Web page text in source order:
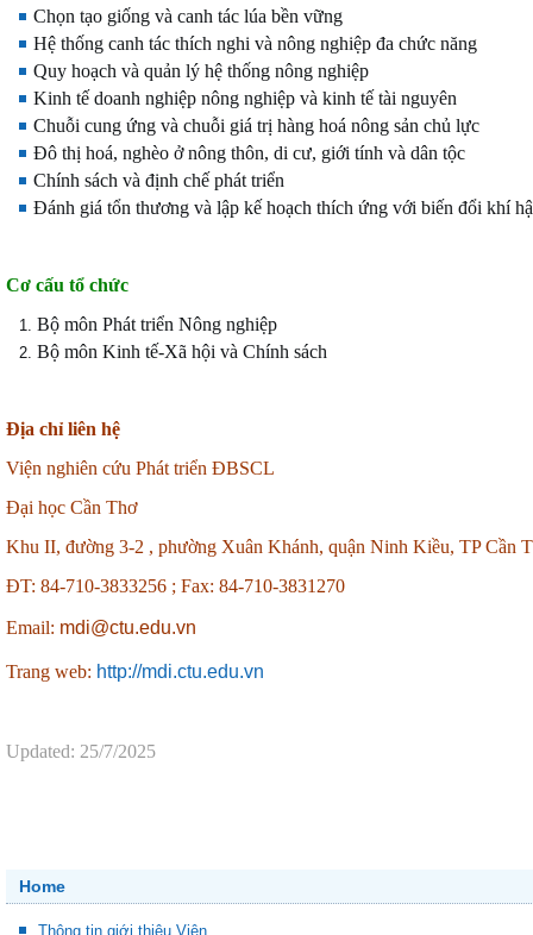
Chọn tạo giống và canh tác lúa bền vững
Hệ thống canh tác thích nghi và nông nghiệp đa chức năng
Quy hoạch và quản lý hệ thống nông nghiệp
Kinh tế doanh nghiệp nông nghiệp và kinh tế tài nguyên
Chuỗi cung ứng và chuỗi giá trị hàng hoá nông sản chủ lực
Đô thị hoá, nghèo ở nông thôn, di cư, giới tính và dân tộc
Chính sách và định chế phát triển
Đánh giá tổn thương và lập kế hoạch thích ứng với biến đổi khí
Cơ cấu tổ chức
Bộ môn Phát triển Nông nghiệp
Bộ môn Kinh tế-Xã hội và Chính sách
Địa chỉ liên hệ
Viện nghiên cứu Phát triển ĐBSCL
Đại học Cần Thơ
Khu II, đường 3-2 , phường Xuân Khánh, quận Ninh Kiều, TP Cần
ĐT: 84-710-3833256 ; Fax: 84-710-3831270
Email: mdi@ctu.edu.vn
Trang web: http://mdi.ctu.edu.vn
Updated: 25/7/2025
Home
Thông tin giới thiệu Viện